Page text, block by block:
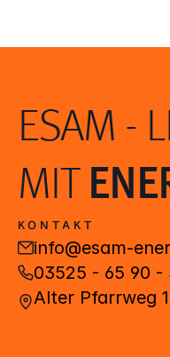
ESAM -
MIT
KONTAKT
info@esam-
03525 - 65 90 -
Alter Pfarrweg